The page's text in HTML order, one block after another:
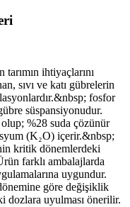
ihtiyaçlarını
sıvı ve katı gübrelerin
fosfor
süspansiyonudur.
%28 suda çözünür
(K₂O) içerir.&nbsp;
kritik dönemlerdeki
farklı ambalajlarda
uygundur.
göre değişiklik
dozlara uyulması önerilir.